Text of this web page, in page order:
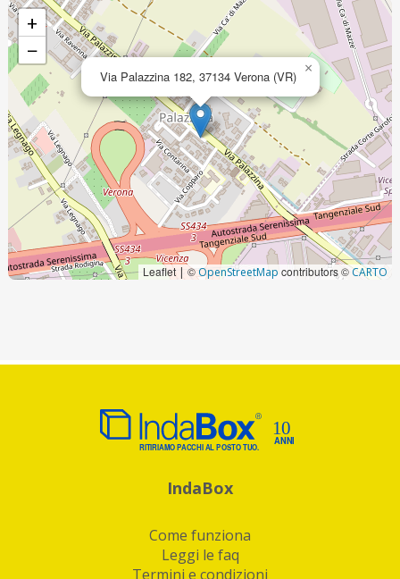
Via Palazzina 182, 37134 Verona (VR) ×
+
−
Leaflet | ©OpenStreetMap contributors ©CARTO
IndaBox
Come funziona
Leggi le faq
Termini e condizioni